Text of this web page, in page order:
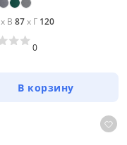
x В 87x Г 120
0
В корзину